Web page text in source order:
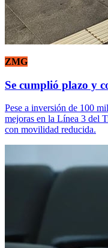
ZMG
Se cumplió plazo y
Pese a inversión de 100
mejoras en la Línea 3 del
con movilidad reducida.